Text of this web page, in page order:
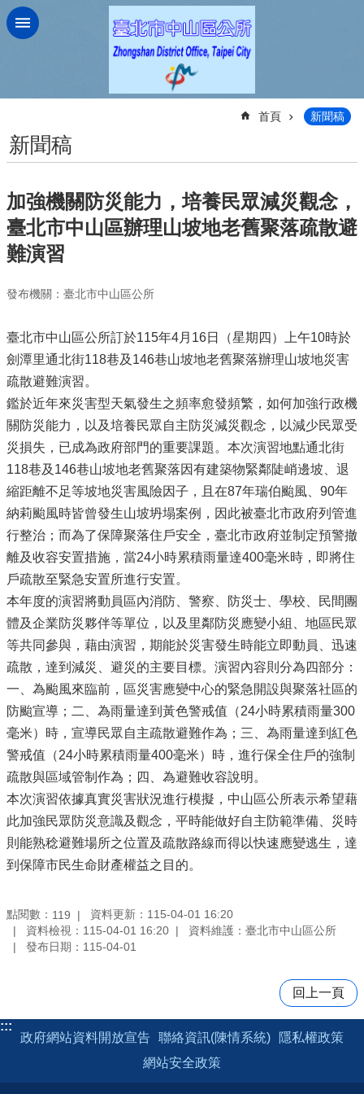
跳到主要內容區塊
首頁 新聞稿
新聞稿
加強機關防災能力，培養民眾減災觀念，
臺北市中山區辦理山坡地老舊聚落疏散避
難演習
發布機關：臺北市中山區公所
臺北市中山區公所訂於115年4月16日（星期四）上午10時於
劍潭里通北街118巷及146巷山坡地老舊聚落辦理山坡地災害
疏散避難演習。
鑑於近年來災害型天氣發生之頻率愈發頻繁，如何加強行政機
關防災能力，以及培養民眾自主防災減災觀念，以減少民眾受
災損失，已成為政府部門的重要課題。本次演習地點通北街
118巷及146巷山坡地老舊聚落因有建築物緊鄰陡峭邊坡、退
縮距離不足等坡地災害風險因子，且在87年瑞伯颱風、90年
納莉颱風時皆曾發生山坡坍塌案例，因此被臺北市政府列管進
行整治；而為了保障聚落住戶安全，臺北市政府並制定預警撤
離及收容安置措施，當24小時累積雨量達400毫米時，即將住
戶疏散至緊急安置所進行安置。
本年度的演習將動員區內消防、警察、防災士、學校、民間團
體及企業防災夥伴等單位，以及里鄰防災應變小組、地區民眾
等共同參與，藉由演習，期能於災害發生時能立即動員、迅速
疏散，達到減災、避災的主要目標。演習內容則分為四部分：
一、為颱風來臨前，區災害應變中心的緊急開設與聚落社區的
防颱宣導；二、為雨量達到黃色警戒值（24小時累積雨量300
毫米）時，宣導民眾自主疏散避難作為；三、為雨量達到紅色
警戒值（24小時累積雨量400毫米）時，進行保全住戶的強制
疏散與區域管制作為；四、為避難收容說明。
本次演習依據真實災害狀況進行模擬，中山區公所表示希望藉
此加強民眾防災意識及觀念，平時能做好自主防範準備、災時
則能熟稔避難場所之位置及疏散路線而得以快速應變逃生，達
到保障市民生命財產權益之目的。
點閱數： 119
資料更新：115-04-01 16:20
資料檢視：115-04-01 16:20
資料維護：臺北市中山區公所
發布日期：115-04-01
回上一頁
:::
政府網站資料開放宣告 聯絡資訊(陳情系統)
隱私權政策
網站安全政策